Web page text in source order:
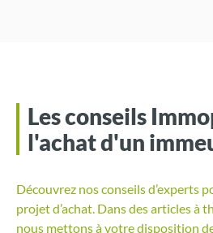
Les conseils
l'achat d'un
Découvrez nos conseils d’experts
projet d’achat. Dans des articles à
nous mettons à votre disposition